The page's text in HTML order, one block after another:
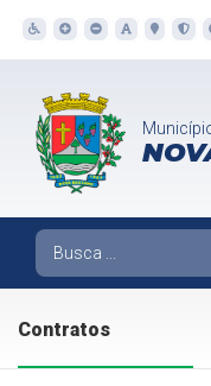
Contratos